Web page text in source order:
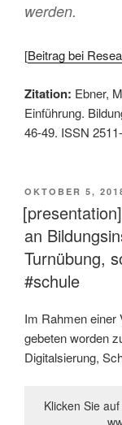
werden.
[Beitrag bei
Zitation: Ebner,
Einführung.
46-49. ISSN
AM
OKTOBER 5,
an
Turnübung,
#schule
Im Rahmen einer
gebeten worden
Digitalsierung,
Klicken Sie